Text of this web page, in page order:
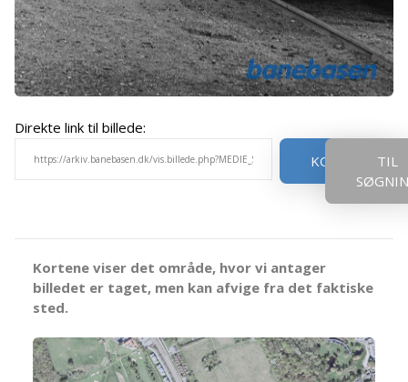
Direkte link til billede:
KOPIER
TIL
Kortene viser det område, hvor vi antager
billedet er taget, men kan afvige fra det faktiske
sted.